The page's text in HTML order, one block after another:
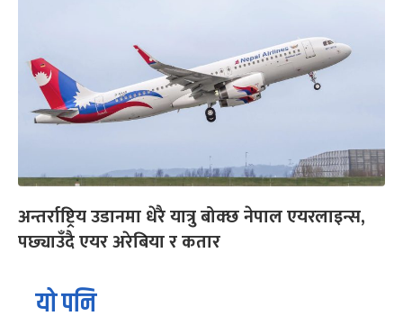
अन्तर्राष्ट्रिय उडानमा धेरै यात्रु बोक्छ नेपाल एयरलाइन्स,
पछ्याउँदै एयर अरेबिया र कतार
यो पनि